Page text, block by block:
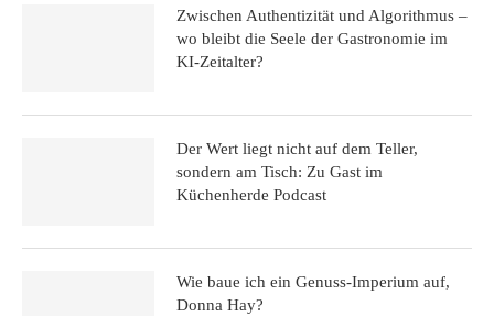
Zwischen Authentizität und Algorithmus –
wo bleibt die Seele der Gastronomie im
KI-Zeitalter?
Der Wert liegt nicht auf dem Teller,
sondern am Tisch: Zu Gast im
Küchenherde Podcast
Wie baue ich ein Genuss-Imperium auf,
Donna Hay?